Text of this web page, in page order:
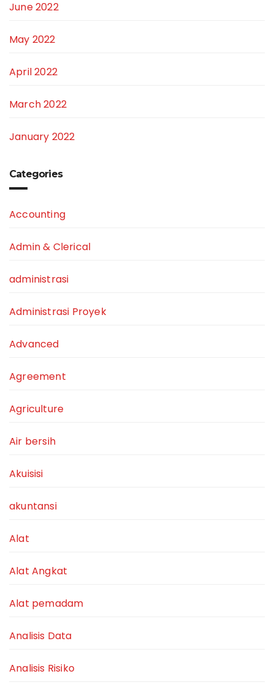
June 2022
May 2022
April 2022
March 2022
January 2022
Categories
Accounting
Admin & Clerical
administrasi
Administrasi Proyek
Advanced
Agreement
Agriculture
Air bersih
Akuisisi
akuntansi
Alat
Alat Angkat
Alat pemadam
Analisis Data
Analisis Risiko